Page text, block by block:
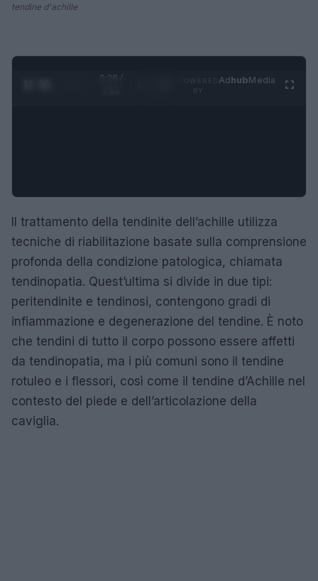
tendine d'achille
0:28 /
AdhubMedia
Il trattamento della tendinite dell’achille utilizza
tecniche di riabilitazione basate sulla comprensione
profonda della condizione patologica, chiamata
tendinopatia. Quest’ultima si divide in due tipi:
peritendinite e tendinosi, contengono gradi di
infiammazione e degenerazione del tendine. È noto
che tendini di tutto il corpo possono essere affetti
da tendinopatia, ma i più comuni sono il tendine
rotuleo e i flessori, così come il tendine d’Achille nel
contesto del piede e dell’articolazione della
caviglia.